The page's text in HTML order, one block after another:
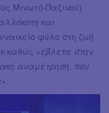
Μινωτή-Παξινού)
και
φύλο στη ζωή
καθώς «έβλεπε στην
αναμέτρηση, που
».